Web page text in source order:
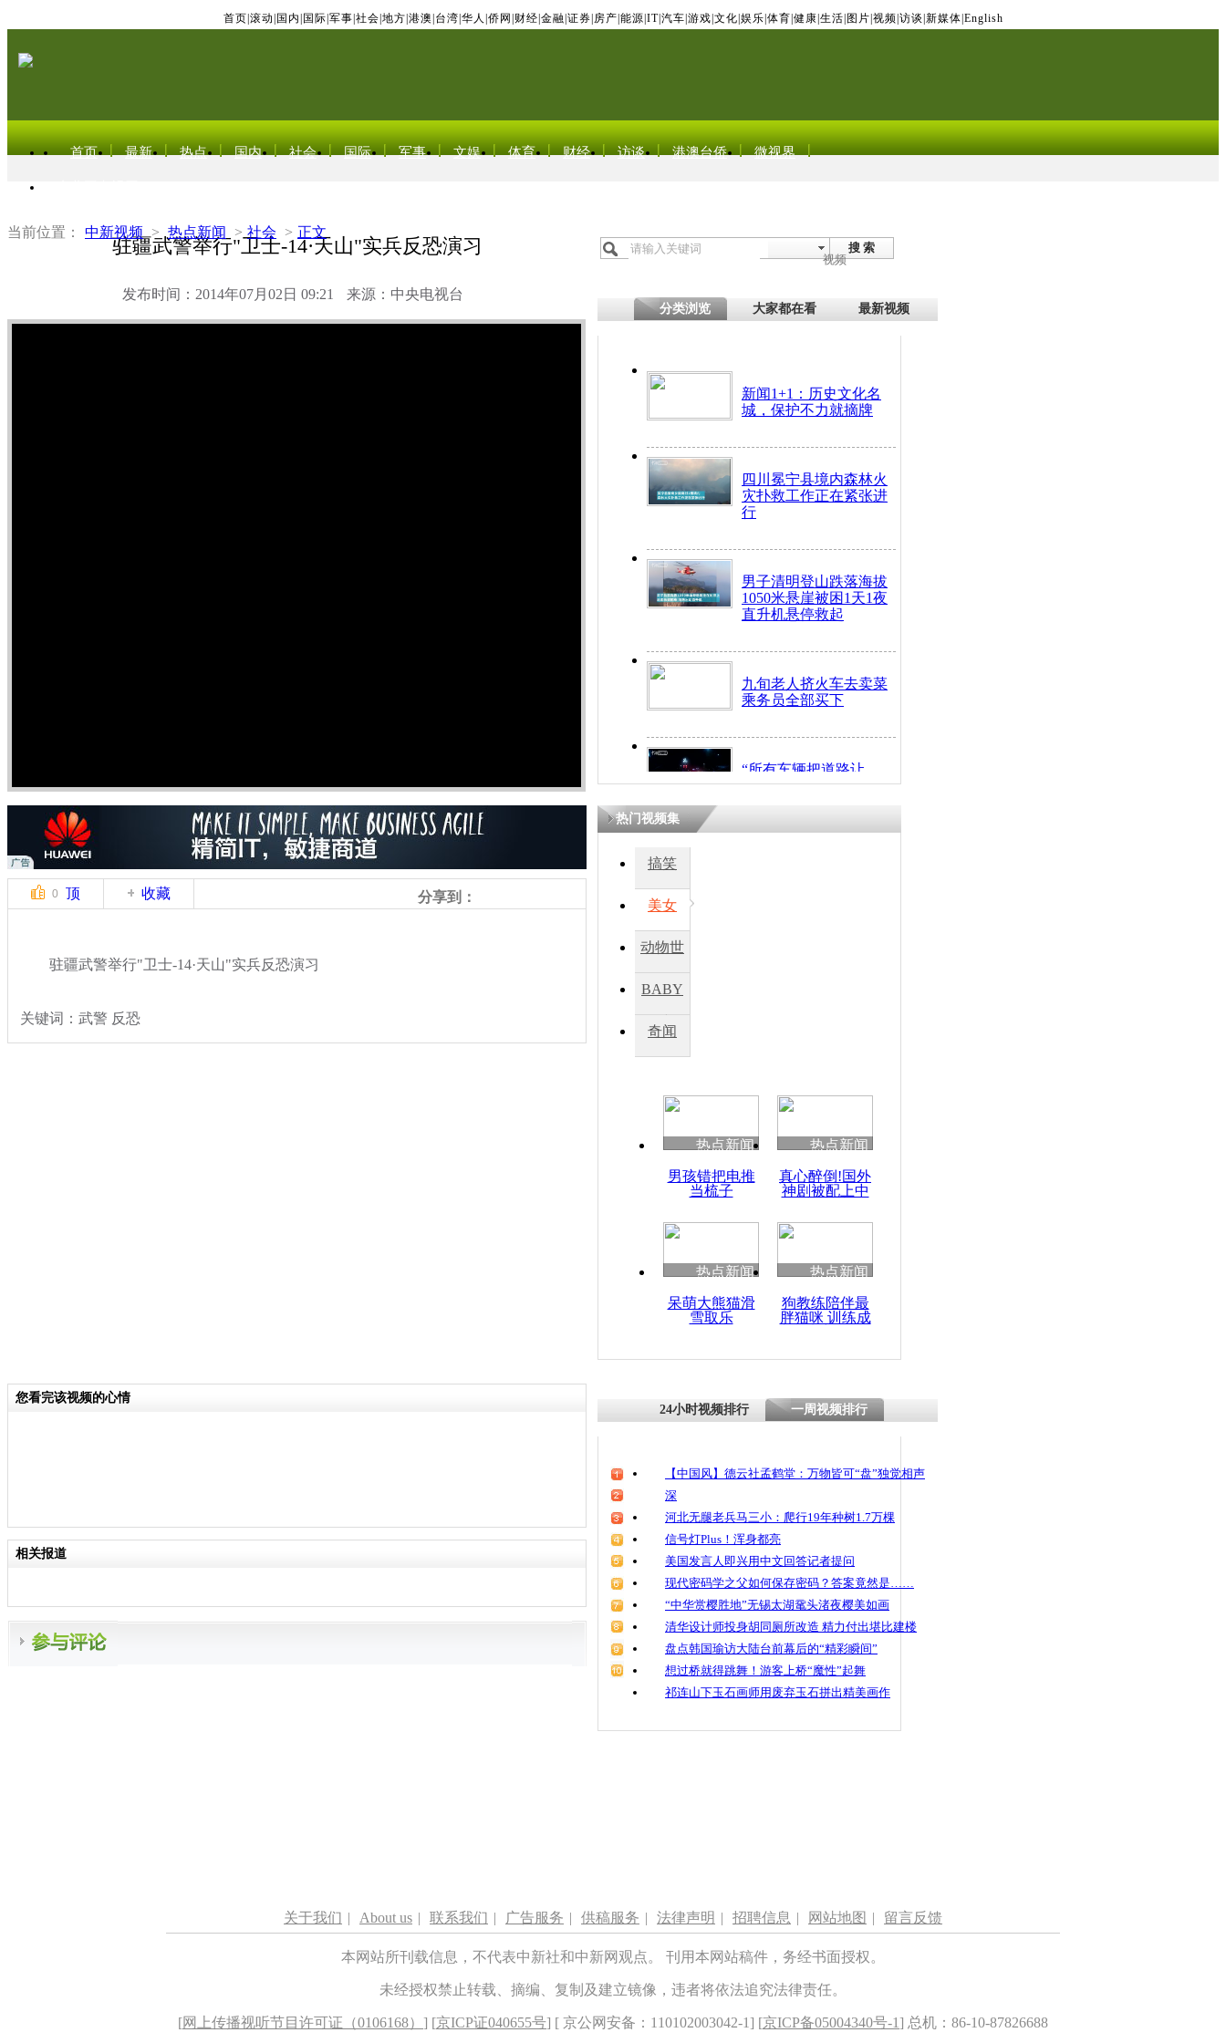
首页 滚动 国内 国际 军事 社会 地方 港澳 台湾 华人 侨网 财经 金融 证券 房产 能源 IT| 汽车 游戏 文化 娱乐 体育 健康 生活 图片 视频 访谈 新媒体 English
首页 最新 热点 国内 社会 国际 军事 文娱 体育 财经 访谈 港澳台侨 微视界
当前位置： 中新视频 > 热点新闻 > 社会 > 正文
驻疆武警举行"卫士-14·天山"实兵反恐演习
发布时间：2014年07月02日 09:21 来源：中央电视台
搜 索
视频
分类浏览 大家都在看 最新视频
新闻1+1：历史文化名
城，保护不力就摘牌
四川冕宁县境内森林火
灾扑救工作正在紧张进
行
男子清明登山跌落海拔
1050米悬崖被困1天1夜
直升机悬停救起
九旬老人挤火车去卖菜
乘务员全部买下
“所有车辆把道路让
开！”儿童突发疾病交
因
度苗族花山节
魂
0 顶 收藏 分享到：
驻疆武警举行"卫士-14·天山"实兵反恐演习
关键词：武警 反恐
热门视频集
搞笑
美女
动物世
BABY
秀
奇闻
热点新闻
男孩错把电推
当梳子
热点新闻
真心醉倒!国外
神剧被配上中
热点新闻
呆萌大熊猫滑
雪取乐
热点新闻
狗教练陪伴最
胖猫咪 训练成
您看完该视频的心情
相关报道
24小时视频排行 一周视频排行
【中国风】德云社孟鹤堂：万物皆可“盘”独觉相声
深
河北无腿老兵马三小：爬行19年种树1.7万棵
信号灯Plus！浑身都亮
美国发言人即兴用中文回答记者提问
现代密码学之父如何保存密码？答案竟然是……
“中华赏樱胜地”无锡太湖鼋头渚夜樱美如画
清华设计师投身胡同厕所改造 精力付出堪比建楼
盘点韩国瑜访大陆台前幕后的“精彩瞬间”
想过桥就得跳舞！游客上桥“魔性”起舞
祁连山下玉石画师用废弃玉石拼出精美画作
关于我们 | About us | 联系我们 | 广告服务 | 供稿服务 | 法律声明 | 招聘信息 | 网站地图 | 留言反馈
本网站所刊载信息，不代表中新社和中新网观点。 刊用本网站稿件，务经书面授权。
未经授权禁止转载、摘编、复制及建立镜像，违者将依法追究法律责任。
[网上传播视听节目许可证（0106168） ] [京ICP证040655号] [ 京公网安备：110102003042-1] [京ICP备05004340号-1] 总机：86-10-87826688